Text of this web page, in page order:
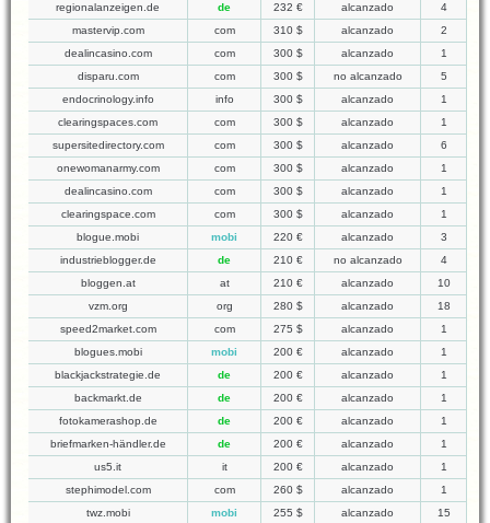
regionalanzeigen.de
de 232 € alcanzado
4
mastervip.com
com 310 $ alcanzado
2
dealincasino.com
com 300 $ alcanzado
1
disparu.com
com 300 $ no alcanzado
5
endocrinology.info
info 300 $ alcanzado
1
clearingspaces.com
com 300 $ alcanzado
1
supersitedirectory.com
com 300 $ alcanzado
6
onewomanarmy.com
com 300 $ alcanzado
1
dealincasino.com
com 300 $ alcanzado
1
clearingspace.com
com 300 $ alcanzado
1
blogue.mobi
mobi 220 € alcanzado
3
industrieblogger.de
de 210 € no alcanzado
4
bloggen.at
at 210 € alcanzado
10
vzm.org
org 280 $ alcanzado
18
speed2market.com
com 275 $ alcanzado
1
blogues.mobi
mobi 200 € alcanzado
1
blackjackstrategie.de
de 200 € alcanzado
1
backmarkt.de
de 200 € alcanzado
1
fotokamerashop.de
de 200 € alcanzado
1
briefmarken-händler.de
de 200 € alcanzado
1
us5.it
it 200 € alcanzado
1
stephimodel.com
com 260 $ alcanzado
1
twz.mobi
mobi 255 $ alcanzado
15